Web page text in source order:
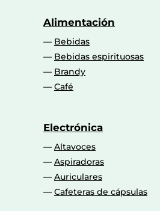
Alimentación
Bebidas
Bebidas espirituosas
Brandy
Café
Electrónica
Altavoces
Aspiradoras
Auriculares
Cafeteras de cápsulas